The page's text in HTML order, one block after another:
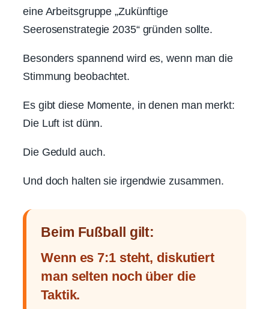
eine Arbeitsgruppe „Zukünftige
Seerosenstrategie 2035“ gründen sollte.
Besonders spannend wird es, wenn man die
Stimmung beobachtet.
Es gibt diese Momente, in denen man merkt:
Die Luft ist dünn.
Die Geduld auch.
Und doch halten sie irgendwie zusammen.
Beim Fußball gilt:
Wenn es 7:1 steht, diskutiert
man selten noch über die
Taktik.